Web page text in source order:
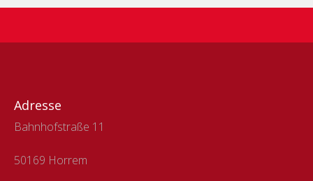
Adresse
Bahnhofstraße 11
50169 Horrem